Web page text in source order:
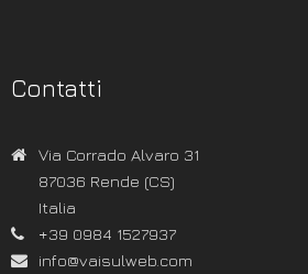
Contatti
Via Corrado Alvaro 31
87036 Rende (CS)
Italia
+39 0984 1527937
info@vaisulweb.com